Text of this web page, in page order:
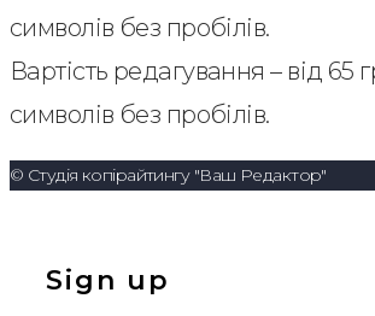
символів без пробілів.
Вартість редагування – від 65
символів без пробілів.
© Студія копірайтингу "Ваш Редактор"
Sign up